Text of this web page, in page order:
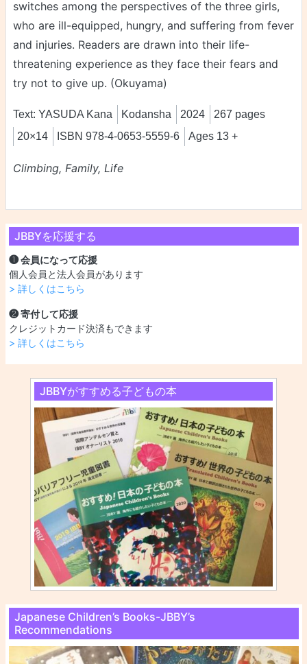
JBBYを応援する
❶ 会員になって応援
個人会員と法人会員があります
> 詳しくはこちら
❷ 寄付して応援
クレジットカード決済もできます
> 詳しくはこちら
JBBYがすすめる子どもの本
Japanese Children’s Books-JBBY’s
Recommendations
switches among the perspectives of the three girls,
who are ill-equipped, hungry, and suffering from fever
and injuries. Readers are drawn into their life-
threatening experience as they face their fears and
try not to give up. (Okuyama)
Text: YASUDA Kana Kodansha 2024
267 pages
20×14
ISBN 978-4-0653-5559-6 Ages 13 +
Climbing, Family, Life